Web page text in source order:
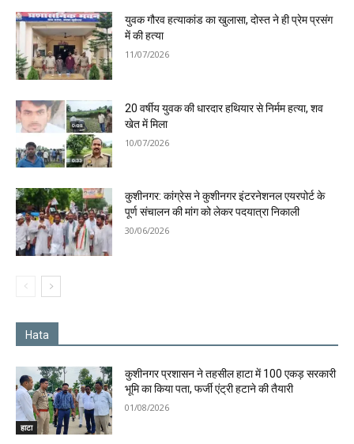
युवक गौरव हत्याकांड का खुलासा, दोस्त ने ही प्रेम प्रसंग
में की हत्या
11/07/2026
20 वर्षीय युवक की धारदार हथियार से निर्मम हत्या, शव
खेत में मिला
10/07/2026
कुशीनगर: कांग्रेस ने कुशीनगर इंटरनेशनल एयरपोर्ट के
पूर्ण संचालन की मांग को लेकर पदयात्रा निकाली
30/06/2026
Hata
हाटा
कुशीनगर प्रशासन ने तहसील हाटा में 100 एकड़ सरकारी
भूमि का किया पता, फर्जी एंट्री हटाने की तैयारी
01/08/2026